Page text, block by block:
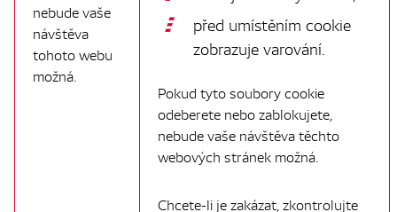
nebude vaše
návštěva
tohoto webu
možná.
před umístěním cookie
zobrazuje varování.
Pokud tyto soubory cookie
odeberete nebo zablokujete,
nebude vaše návštěva těchto
webových stránek možná.
Chcete-li je zakázat, zkontrolujte